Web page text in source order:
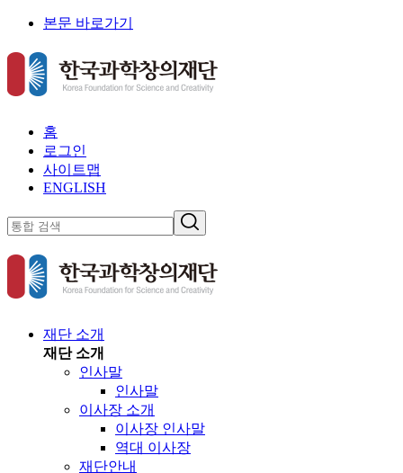
본문 바로가기
홈
로그인
사이트맵
ENGLISH
재단 소개
재단 소개
인사말
인사말
이사장 소개
이사장 인사말
역대 이사장
재단안내